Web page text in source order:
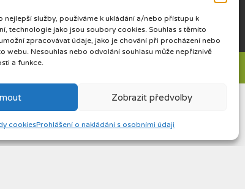
nejlepší služby, používáme k ukládání a/nebo přístupu k
technologie jako jsou soubory cookies. Souhlas s těmito
zpracovávat údaje, jako je chování při procházení nebo
webu. Nesouhlas nebo odvolání souhlasu může nepříznivě
a funkce.
Zobrazit předvolby
cookiesProhlášení o nakládání s osobními údaji